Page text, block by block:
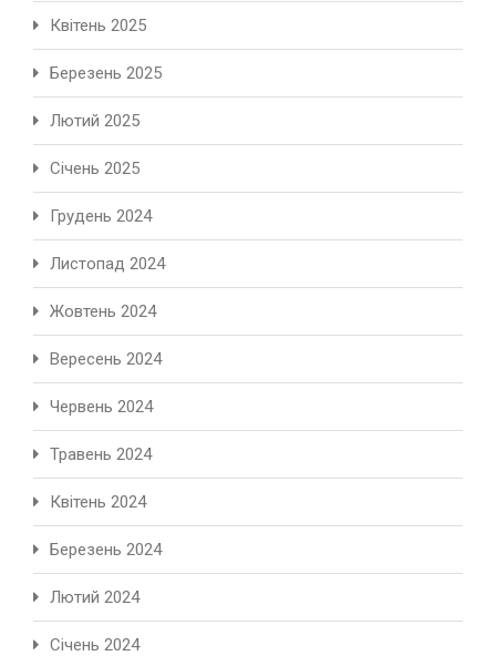
Квітень 2025
Березень 2025
Лютий 2025
Січень 2025
Грудень 2024
Листопад 2024
Жовтень 2024
Вересень 2024
Червень 2024
Травень 2024
Квітень 2024
Березень 2024
Лютий 2024
Січень 2024